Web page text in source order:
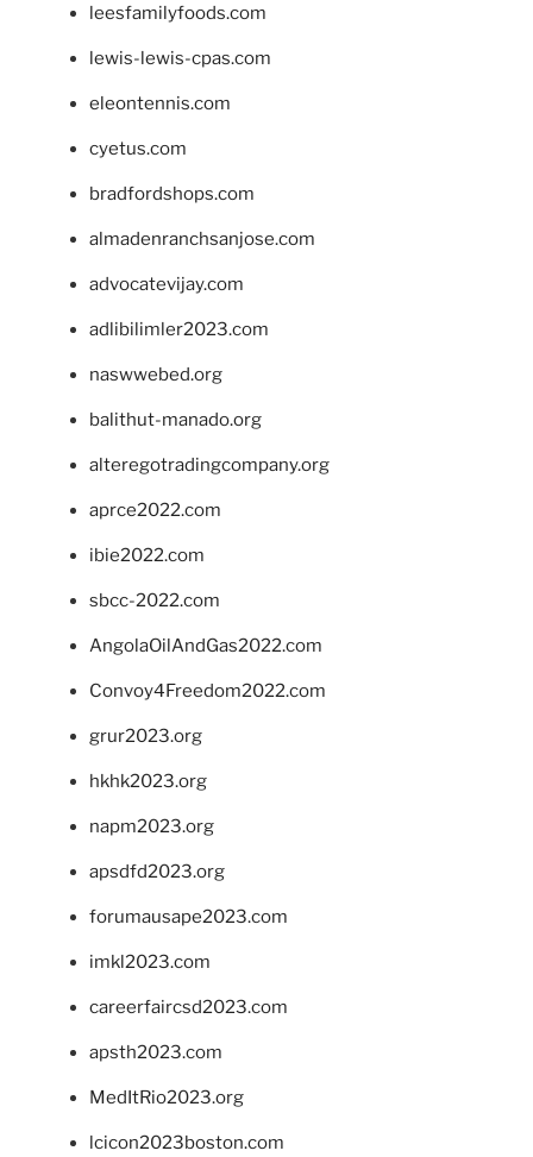
leesfamilyfoods.com
lewis-lewis-cpas.com
eleontennis.com
cyetus.com
bradfordshops.com
almadenranchsanjose.com
advocatevijay.com
adlibilimler2023.com
naswwebed.org
balithut-manado.org
alteregotradingcompany.org
aprce2022.com
ibie2022.com
sbcc-2022.com
AngolaOilAndGas2022.com
Convoy4Freedom2022.com
grur2023.org
hkhk2023.org
napm2023.org
apsdfd2023.org
forumausape2023.com
imkl2023.com
careerfaircsd2023.com
apsth2023.com
MedItRio2023.org
lcicon2023boston.com